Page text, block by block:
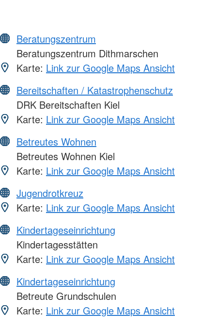
Beratungszentrum
Beratungszentrum Dithmarschen
Karte: Link zur Google Maps Ansicht
Bereitschaften / Katastrophenschutz
DRK Bereitschaften Kiel
Karte: Link zur Google Maps Ansicht
Betreutes Wohnen
Betreutes Wohnen Kiel
Karte: Link zur Google Maps Ansicht
Jugendrotkreuz
Karte: Link zur Google Maps Ansicht
Kindertageseinrichtung
Kindertagesstätten
Karte: Link zur Google Maps Ansicht
Kindertageseinrichtung
Betreute Grundschulen
Karte: Link zur Google Maps Ansicht